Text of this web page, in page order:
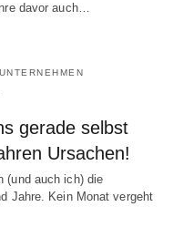
davor auch…
UNTERNEHMEN
gerade selbst
Ursachen!
(und auch ich) die
Jahre. Kein Monat vergeht